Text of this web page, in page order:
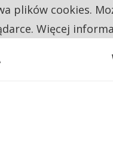
Z EMERYTURY
plików cookies.
Więcej